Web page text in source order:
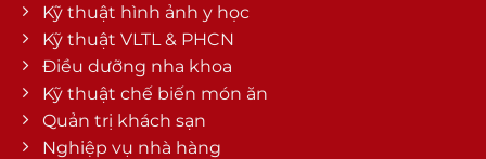
Kỹ thuật hình ảnh y học
Kỹ thuật VLTL & PHCN
Điều dưỡng nha khoa
Kỹ thuật chế biến món ăn
Quản trị khách sạn
Nghiệp vụ nhà hàng